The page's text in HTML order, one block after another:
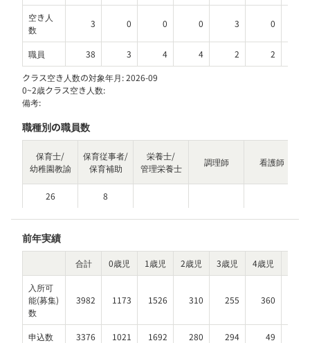
空き人
数
3 0 0 0 3 0
職員 38 3 4 4 2 2
クラス空き人数の対象年月:2026-09
0~2歳クラス空き人数:
備考:
職種別の職員数
保育士/
幼稚園教諭
保育従事者/
保育補助
栄養士/
管理栄養士
調理師 看護師
26 8
前年実績
合計 0歳児 1歳児 2歳児 3歳児 4歳児
入所可
能(募集)
数
3982 1173 1526 310 255 360
申込数 3376 1021 1692 280 294 49